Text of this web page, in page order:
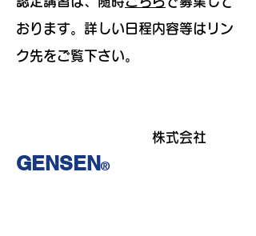
おります。詳しい日程内容等はリン
ク先をご覧下さい。
株式会社
GENSEN®